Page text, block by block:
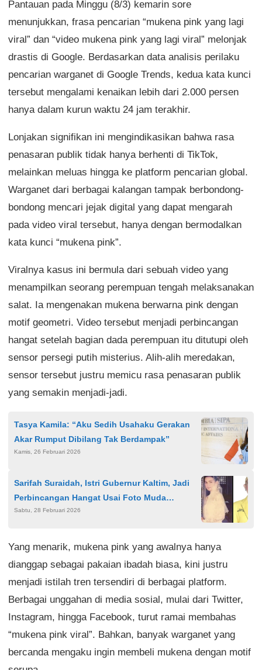
Pantauan pada Minggu (8/3) kemarin sore
menunjukkan, frasa pencarian “mukena pink yang lagi
viral” dan “video mukena pink yang lagi viral” melonjak
drastis di Google. Berdasarkan data analisis perilaku
pencarian warganet di Google Trends, kedua kata kunci
tersebut mengalami kenaikan lebih dari 2.000 persen
hanya dalam kurun waktu 24 jam terakhir.
Lonjakan signifikan ini mengindikasikan bahwa rasa
penasaran publik tidak hanya berhenti di TikTok,
melainkan meluas hingga ke platform pencarian global.
Warganet dari berbagai kalangan tampak berbondong-
bondong mencari jejak digital yang dapat mengarah
pada video viral tersebut, hanya dengan bermodalkan
kata kunci “mukena pink”.
Viralnya kasus ini bermula dari sebuah video yang
menampilkan seorang perempuan tengah melaksanakan
salat. Ia mengenakan mukena berwarna pink dengan
motif geometri. Video tersebut menjadi perbincangan
hangat setelah bagian dada perempuan itu ditutupi oleh
sensor persegi putih misterius. Alih-alih meredakan,
sensor tersebut justru memicu rasa penasaran publik
yang semakin menjadi-jadi.
Tasya Kamila: “Aku Sedih Usahaku Gerakan
Akar Rumput Dibilang Tak Berdampak”
Kamis, 26 Februari 2026
Sarifah Suraidah, Istri Gubernur Kaltim, Jadi
Perbincangan Hangat Usai Foto Muda
Naturalnya Viral
Sabtu, 28 Februari 2026
Yang menarik, mukena pink yang awalnya hanya
dianggap sebagai pakaian ibadah biasa, kini justru
menjadi istilah tren tersendiri di berbagai platform.
Berbagai unggahan di media sosial, mulai dari Twitter,
Instagram, hingga Facebook, turut ramai membahas
“mukena pink viral”. Bahkan, banyak warganet yang
bercanda mengaku ingin membeli mukena dengan motif